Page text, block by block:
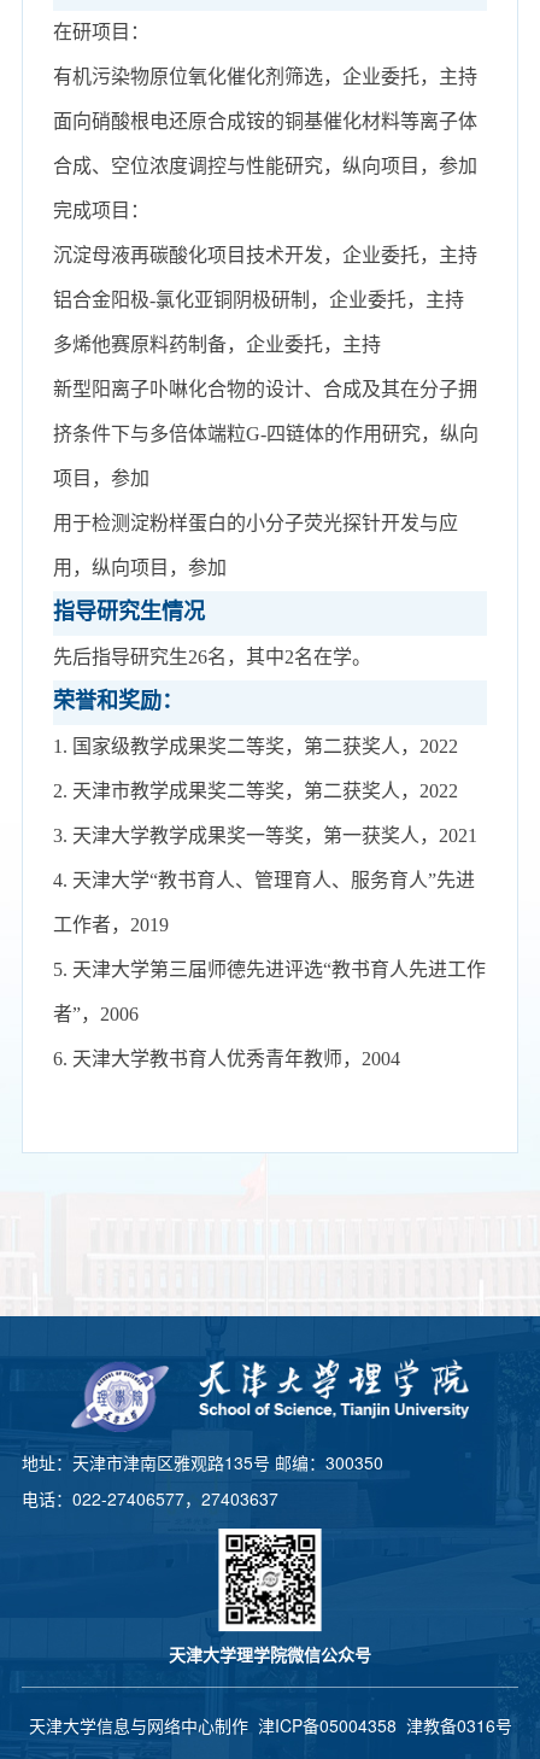
在研项目：
有机污染物原位氧化催化剂筛选， 企业委托， 主持
面向硝酸根电还原合成铵的铜基催化材料等离子体
合成、空位浓度调控与性能研究， 纵向项目，参加
完成项目：
沉淀母液再碳酸化项目技术开发， 企业委托， 主持
铝合金阳极-氯化亚铜阴极研制，企业委托，主持
多烯他赛原料药制备，企业委托，主持
新型 阳离子卟啉化合物的设计、合成及其在分子拥
挤条件下与多倍体端粒G-四链体的作用研究， 纵向
项目，参加
用于检测 淀粉样蛋白的小分子荧光探针开发与应
用， 纵向项目 ，参加
指导研究生情况
先后指导研究生26名， 其中2名在学。
荣誉和奖励：
1. 国家级教学成果奖二等奖， 第二获奖人 ， 2022
2. 天津市教学成果奖二等奖，第二获奖人 ， 2022
3. 天津大学教学成果奖一等奖，第一获奖人 ， 2021
4. 天津大学“教书育人、管理育人、服务育人”先进
工作者，2019
5. 天津大学第三届师德先进评选“教书育人先进工作
者”， 2006
6. 天津大学教书育人优秀青年教师， 2004
地址：天津市津南区雅观路135号 邮编：300350
电话：022-27406577，27403637
天津大学理学院微信公众号
天津大学信息与网络中心制作 津ICP备05004358 津教备0316号